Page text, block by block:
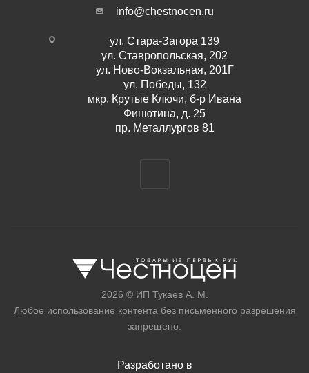
info@chestnocen.ru
ул. Стара-Загора 139
ул. Ставропольская, 202
ул. Ново-Вокзальная, 201Г
ул. Победы, 132
мкр. Крутые Ключи, б-р Ивана
Финютина, д. 25
пр. Металлургов 81
2026 © ИП Тукаев А. М.
Любое использование контента без письменного разрешения
запрещено.
Разработано в